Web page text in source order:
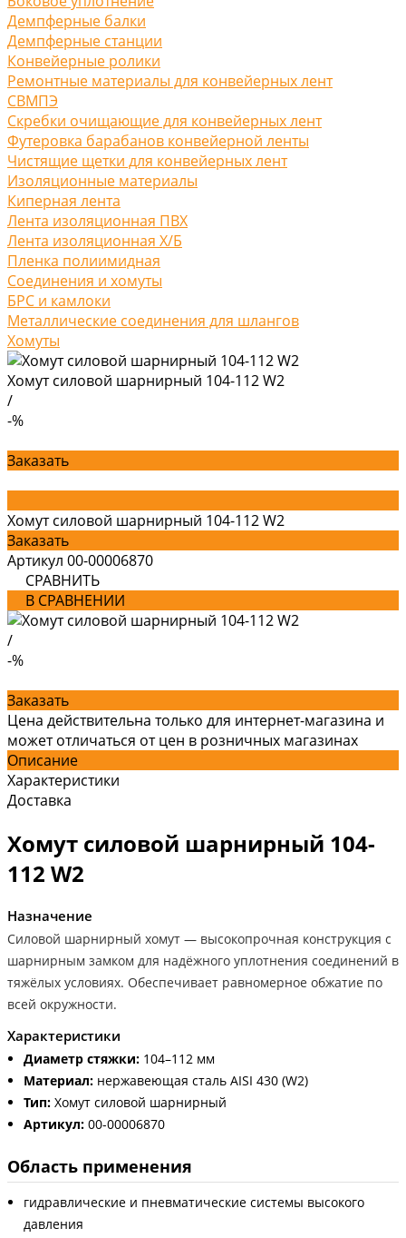
Демпферные балки
Демпферные станции
Конвейерные ролики
Ремонтные материалы для конвейерных лент
СВМПЭ
Скребки очищающие для конвейерных лент
Футеровка барабанов конвейерной ленты
Чистящие щетки для конвейерных лент
Изоляционные материалы
Киперная лента
Лента изоляционная ПВХ
Лента изоляционная Х/Б
Пленка полиимидная
Соединения и хомуты
БРС и камлоки
Металлические соединения для шлангов
Хомуты
Хомут силовой шарнирный 104-112 W2
/
-%
Заказать
Хомут силовой шарнирный 104-112 W2
Заказать
Артикул 00-00006870
СРАВНИТЬ
В СРАВНЕНИИ
/
-%
Заказать
Цена действительна только для интернет-магазина и
может отличаться от цен в розничных магазинах
Описание
Характеристики
Доставка
Хомут силовой шарнирный 104-
112 W2
Назначение
Силовой шарнирный хомут — высокопрочная конструкция с
шарнирным замком для надёжного уплотнения соединений в
тяжёлых условиях. Обеспечивает равномерное обжатие по
всей окружности.
Характеристики
Диаметр стяжки: 104–112 мм
Материал: нержавеющая сталь AISI 430 (W2)
Тип: Хомут силовой шарнирный
Артикул: 00-00006870
Область применения
гидравлические и пневматические системы высокого
давления